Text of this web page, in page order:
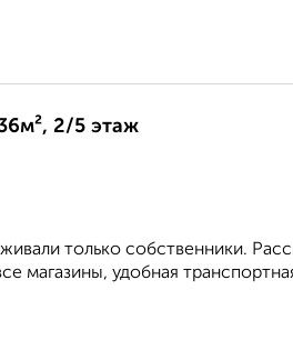
2/5 этаж
только собственники.
магазины, удобная